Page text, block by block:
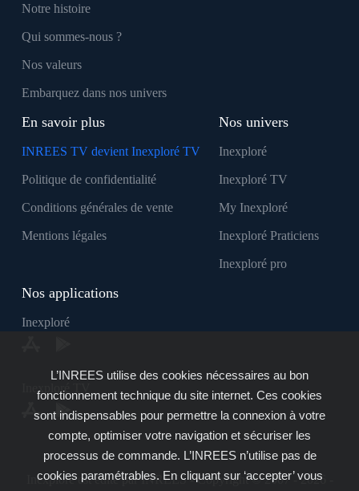
Notre histoire
Qui sommes-nous ?
Nos valeurs
Embarquez dans nos univers
En savoir plus
INREES TV devient Inexploré TV
Politique de confidentialité
Conditions générales de vente
Mentions légales
Nos univers
Inexploré
Inexploré TV
My Inexploré
Inexploré Praticiens
Inexploré pro
Nos applications
Inexploré
Inexploré TV
Inexploré est édité par INREES - Copyright © 2007 - 2026 -
L’INREES utilise des cookies nécessaires au bon
fonctionnement technique du site internet. Ces cookies
sont indispensables pour permettre la connexion à votre
compte, optimiser votre navigation et sécuriser les
processus de commande. L’INREES n’utilise pas de
cookies paramétrables. En cliquant sur ‘accepter’ vous